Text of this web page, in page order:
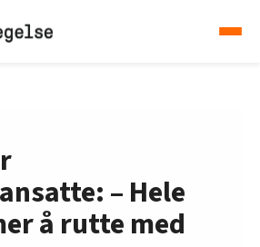
– Hele
å rutte med